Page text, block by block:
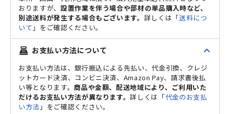
おりますが、 設置作業を伴う場合や部材の単品購入時など、
別途送料が発生する場合もございます。 詳しくは「送料につ
いて 」をご確認ください。
point_of_sale お支払い方法について expand_less
お支払い方法は、銀行振込による先払い、代金引換、クレジ
ットカード決済、コンビニ決済、Amazon Pay、請求書後払
い等となります。商品や金額、配送地域により、ご利用いた
だけるお支払い方法が異なります。詳しくは「代金のお支払
い方法 」をご確認ください。